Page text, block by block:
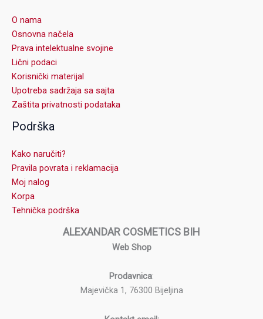
O nama
Osnovna načela
Prava intelektualne svojine
Lični podaci
Korisnički materijal
Upotreba sadržaja sa sajta
Zaštita privatnosti podataka
Podrška
Kako naručiti?
Pravila povrata i reklamacija
Moj nalog
Korpa
Tehnička podrška
ALEXANDAR COSMETICS BIH
Web Shop
Prodavnica:
Majevička 1, 76300 Bijeljina